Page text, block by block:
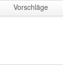
Vorschläge